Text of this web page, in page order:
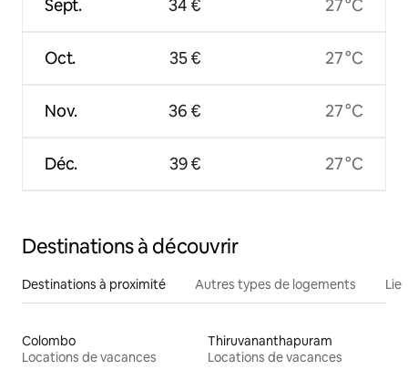
Sept.
Oct.
Nov.
Déc.
34 €
35 €
36 €
39 €
27 °C
27 °C
27 °C
27 °C
Destinations à découvrir
Destinations à proximité Autres types de logements
Colombo
Locations de vacances
Thiruvananthapuram
Locations de vacances